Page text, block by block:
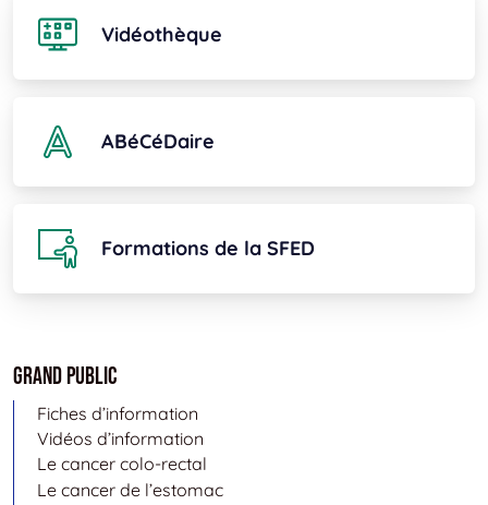
Vidéothèque
ABéCéDaire
Formations de la SFED
Grand public
Fiches d’information
Vidéos d’information
Le cancer colo-rectal
Le cancer de l’estomac